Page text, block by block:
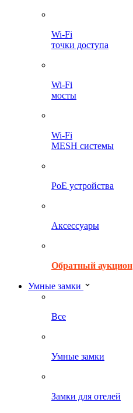
Wi-Fi
точки доступа
Wi-Fi
мосты
Wi-Fi
MESH системы
PoE устройства
Аксессуары
Обратный аукцион
Умные замки
Все
Умные замки
Замки для отелей